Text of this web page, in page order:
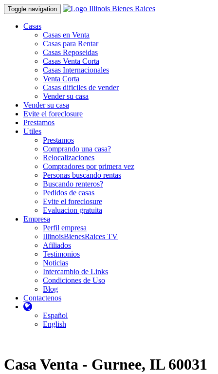
Toggle navigation
Casas
Casas en Venta
Casas para Rentar
Casas Reposeidas
Casas Venta Corta
Casas Internacionales
Venta Corta
Casas dificiles de vender
Vender su casa
Vender su casa
Evite el foreclosure
Prestamos
Utiles
Prestamos
Comprando una casa?
Relocalizaciones
Compradores por primera vez
Personas buscando rentas
Buscando renteros?
Pedidos de casas
Evite el foreclosure
Evaluacion gratuita
Empresa
Perfil empresa
IllinoisBienesRaices TV
Afiliados
Testimonios
Noticias
Intercambio de Links
Condiciones de Uso
Blog
Contactenos
Español
English
Casa Venta - Gurnee, IL 60031